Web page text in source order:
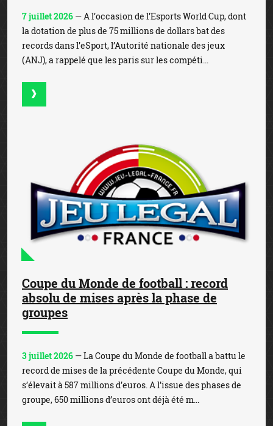
7 juillet 2026 — A l’occasion de l’Esports World Cup, dont
la dotation de plus de 75 millions de dollars bat des
records dans l’eSport, l’Autorité nationale des jeux
(ANJ), a rappelé que les paris sur les compéti...
Coupe du Monde de football : record
absolu de mises après la phase de
groupes
3 juillet 2026 — La Coupe du Monde de football a battu le
record de mises de la précédente Coupe du Monde, qui
s’élevait à 587 millions d’euros. A l’issue des phases de
groupe, 650 millions d’euros ont déjà été m...